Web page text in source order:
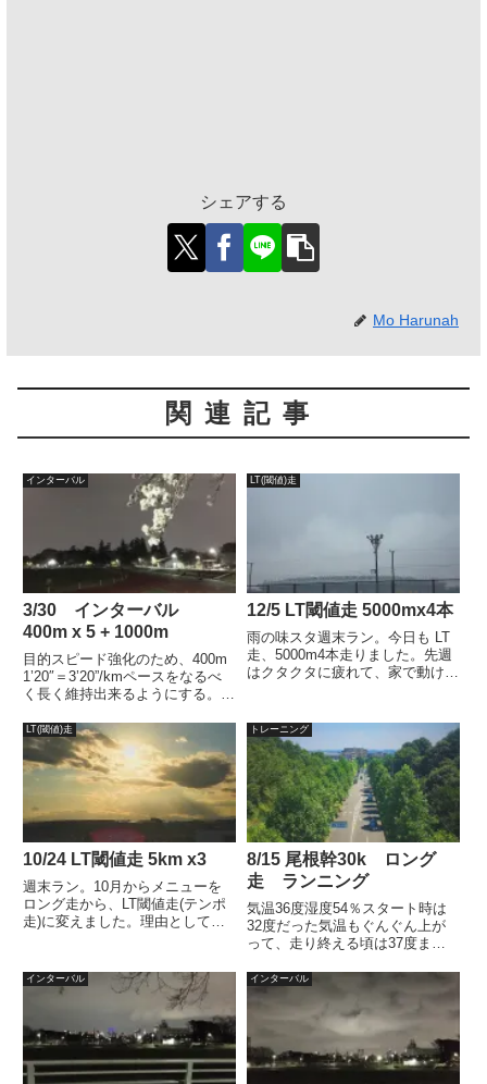
シェアする
Mo Harunah
関連記事
インターバル
3/30 インターバル
400m x 5 + 1000m
目的スピード強化のため、400m
1’20″＝3’20”/kmペースをなるべ
く長く維持出来るようにする。タ
= 3’20”天気気温 18.0℃湿度
60％風 東北東1.7ｍ結果本日
のポイント練習、イ...
LT(閾値)走
12/5 LT閾値走 5000mx4本
雨の味スタ週末ラン。今日も LT
走、5000m4本走りました。先週
はクタクタに疲れて、家で動けな
たかな？気温6.5度 湿度83%
風 北1.2m武蔵野の森公園
シューズ ズームフラ...
LT(閾値)走
10/24 LT閾値走 5km x3
週末ラン。10月からメニューを
ロング走から、LT閾値走(テンポ
走)に変えました。理由としては
い条件で走れるようになったため
です。今週は5kmを3本走りまし
た。2本走ったところでやめ...
トレーニング
8/15 尾根幹30k ロング
走 ランニング
気温36度湿度54％スタート時は
32度だった気温もぐんぐん上が
って、走り終える頃は37度まで
出来るか不安でしたがなんとかや
り遂げました。尾根幹は街路樹の
日陰が多いのと、標高も100mほ
ど高いので若干涼しいかもし...
インターバル インターバル